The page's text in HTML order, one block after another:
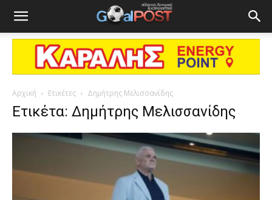
Αρχική Ετικέτες Δημήτρης Μελισσανίδης
Ετικέτα: Δημήτρης Μελισσανίδης